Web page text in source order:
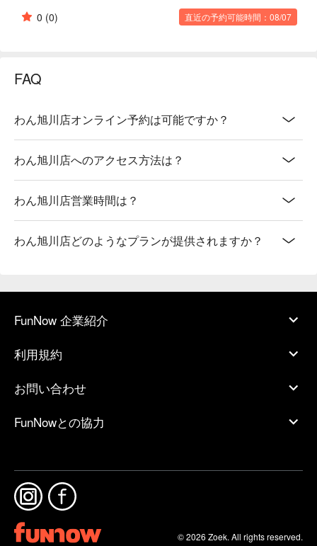
0 (0) 直近の予約可能時間：08/07
FAQ
わん旭川店オンライン予約は可能ですか？
わん旭川店へのアクセス方法は？
わん旭川店営業時間は？
わん旭川店どのようなプランが提供されますか？
FunNow 企業紹介
利用規約
お問い合わせ
FunNowとの協力
© 2026 Zoek. All rights reserved.